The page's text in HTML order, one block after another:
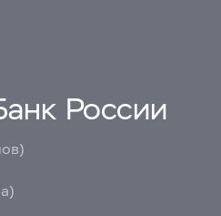
России